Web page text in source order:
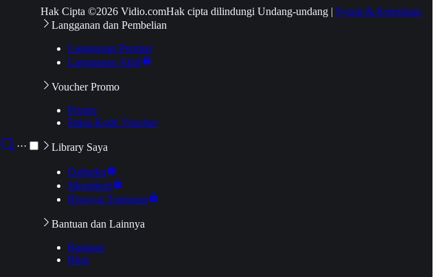
···
Hak Cipta ©2026 Vidio.comHak cipta dilindungi Undang-undang | Syarat & Ketentuan
Langganan dan Pembelian
Langganan Premier
Langganan Aktif
Voucher Promo
Promo
Pakai Kode Voucher
Library Saya
Daftarku
Mengikuti
Riwayat Tontonan
Bantuan dan Lainnya
Bantuan
Blog